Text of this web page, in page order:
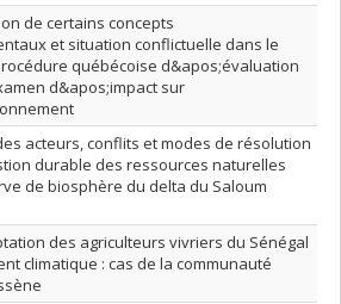
de certains concepts
et situation conflictuelle dans le
québécoise d&apos;évaluation
d&apos;impact sur
acteurs, conflits et modes de résolution
durable des ressources naturelles
de biosphère du delta du Saloum
des agriculteurs vivriers du Sénégal
climatique : cas de la communauté